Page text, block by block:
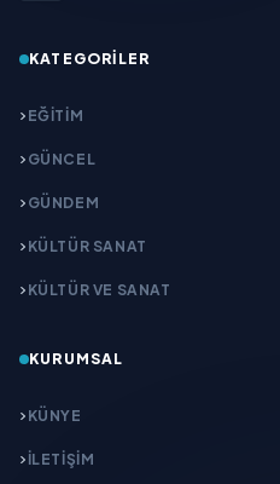
KATEGORILER
EĞITIM
GÜNCEL
GÜNDEM
KÜLTÜR SANAT
KÜLTÜR VE SANAT
KURUMSAL
KÜNYE
İLETIŞIM